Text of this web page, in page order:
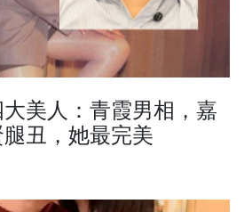
美人：青霞男相，嘉
丑，她最完美